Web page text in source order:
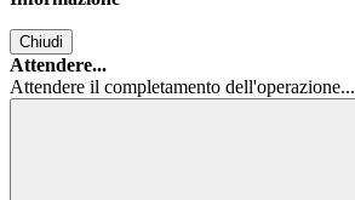
Chiudi
Attendere...
Attendere il completamento dell'operazione...